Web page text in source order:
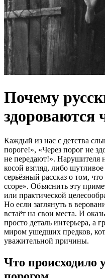
Почему
здороваются
Каждый из нас с детства
пороге!», «Через порог не
не передают!». Нарушителя
косой взгляд, либо
серьёзный рассказ о том,
ссоре». Объяснить эту
или практической
Но если заглянуть в
встаёт на свои места. И
просто деталь интерьера,
миром ушедших предков,
уважительной причины.
Что происходило